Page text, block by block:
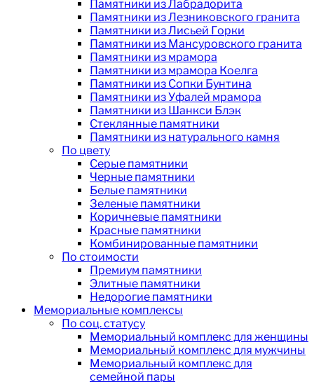
Памятники из Лабрадорита
Памятники из Лезниковского гранита
Памятники из Лисьей Горки
Памятники из Мансуровского гранита
Памятники из мрамора
Памятники из мрамора Коелга
Памятники из Сопки Бунтина
Памятники из Уфалей мрамора
Памятники из Шанкси Блэк
Стеклянные памятники
Памятники из натурального камня
По цвету
Серые памятники
Черные памятники
Белые памятники
Зеленые памятники
Коричневые памятники
Красные памятники
Комбинированные памятники
По стоимости
Премиум памятники
Элитные памятники
Недорогие памятники
Мемориальные комплексы
По соц. статусу
Мемориальный комплекс для женщины
Мемориальный комплекс для мужчины
Мемориальный комплекс для
семейной пары